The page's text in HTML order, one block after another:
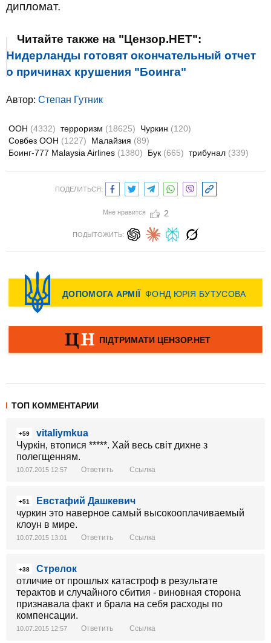
дипломат.
Читайте также на "Цензор.НЕТ":
Нидерланды готовят окончательный отчет
о причинах крушения "Боинга"
Автор: Степан Гутник
ООН (4332) терроризм (18625) Чуркин (120)
Совбез ООН (1227) Малайзия (89)
Боинг-777 Malaysia Airlines (1380) Бук (665) трибунал (339)
ПОДЕЛИТЬСЯ:
Мне нравится 2
ПОДЫТОЖИТЬ:
ТОП КОММЕНТАРИИ
+59
vitaliymkua
Чуркін, втопися *****. Хай весь світ дихне з
полегщенням.
10.07.2015 12:57 Ответить Ссылка
+51
Евстафий Дашкевич
чуркин это наверное самый высокооплачиваемый
клоун в мире.
10.07.2015 13:01 Ответить Ссылка
+38
Стрелок
отличие от прошлых катастроф в результате
терактов и случайного сбития - виновная сторона
признавала факт и брала на себя расходы по
компенсации.
10.07.2015 12:57 Ответить Ссылка